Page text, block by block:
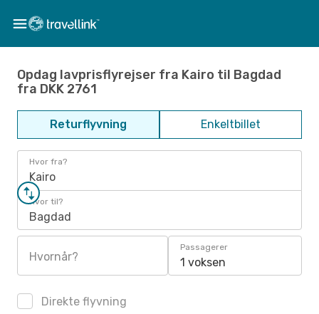
Opdag lavprisflyrejser fra Kairo til Bagdad
fra DKK 2761
Returflyvning Enkeltbillet
Hvor fra?
Kairo
Hvor til?
Bagdad
Hvornår?
Passagerer
1 voksen
Direkte flyvning